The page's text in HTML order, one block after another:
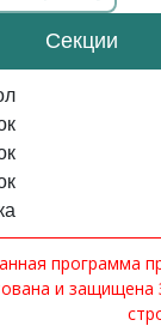
Секции
программа
и